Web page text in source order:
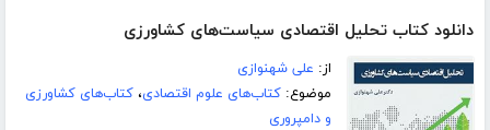
دانلود کتاب تحلیل اقتصادی سیاست‌های کشاورزی
از: علی شهنوازی
موضوع:کتاب‌های علوم اقتصادی،کتاب‌های کشاورزی
و دامپروری